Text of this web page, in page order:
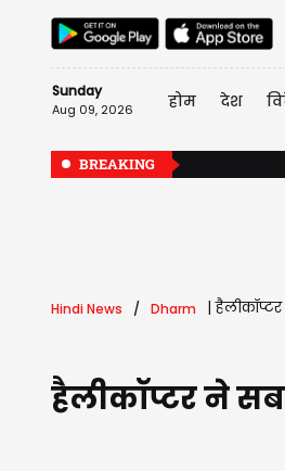
Sunday
Aug 09, 2026 होम देश
BREAKING
Hindi News Dharm |
हैलीकॉप्टर ने